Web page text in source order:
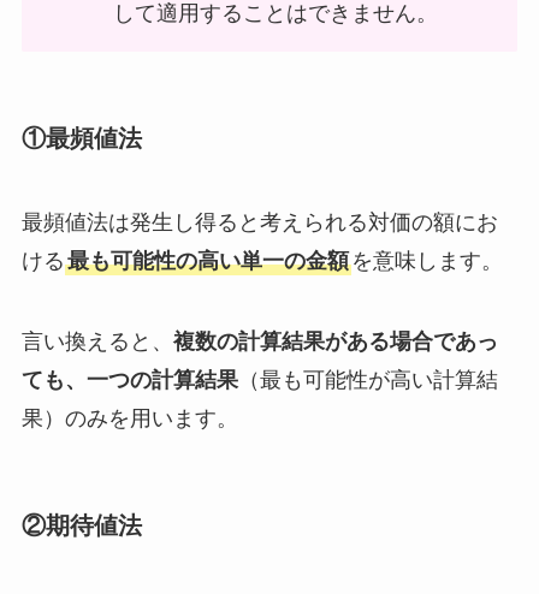
して適用することはできません。
①最頻値法
最頻値法は発生し得ると考えられる対価の額にお
ける最も可能性の高い単一の金額を意味します。
言い換えると、 複数の計算結果がある場合であっ
ても、一つの計算結果（最も可能性が高い計算結
果）のみを用います。
②期待値法